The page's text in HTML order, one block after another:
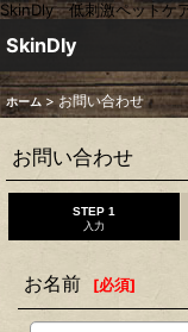
SkinDly 低刺激ペットケ
SkinDly
ホーム > お問い合わせ
お問い合わせ
STEP 1
入力
お名前 [必須]